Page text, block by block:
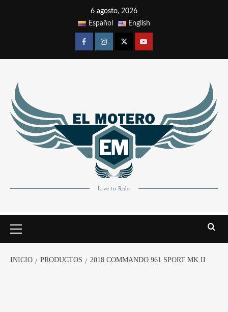
6 agosto, 2026
Español
English
INICIO PRODUCTOS 2018 COMMANDO 961 SPORT MK II